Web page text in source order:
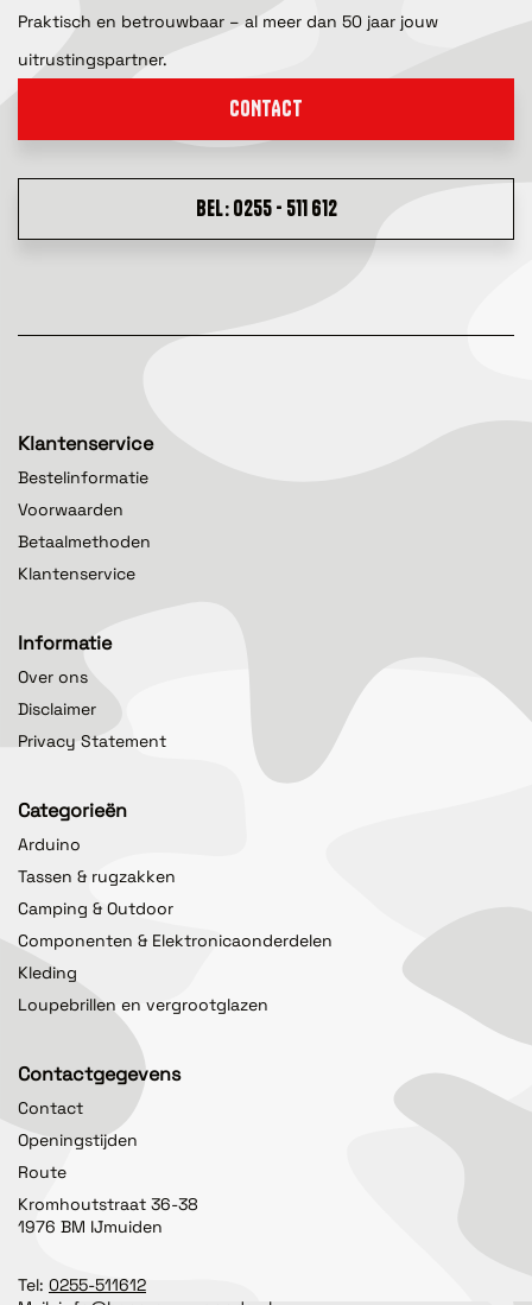
Praktisch en betrouwbaar – al meer dan 50 jaar jouw
uitrustingspartner.
CONTACT
BEL: 0255 - 511 612
Klantenservice
Bestelinformatie
Voorwaarden
Betaalmethoden
Klantenservice
Informatie
Over ons
Disclaimer
Privacy Statement
Categorieën
Arduino
Tassen & rugzakken
Camping & Outdoor
Componenten & Elektronicaonderdelen
Kleding
Loupebrillen en vergrootglazen
Contactgegevens
Contact
Openingstijden
Route
Kromhoutstraat 36-38
1976 BM IJmuiden
Tel: 0255-511612